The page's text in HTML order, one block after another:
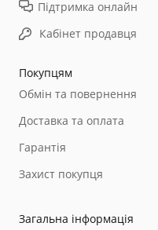
Покупцям
Обмін та повернення
Доставка та оплата
Гарантія
Захист покупця
Загальна інформація
Підтримка онлайн
Кабінет продавця